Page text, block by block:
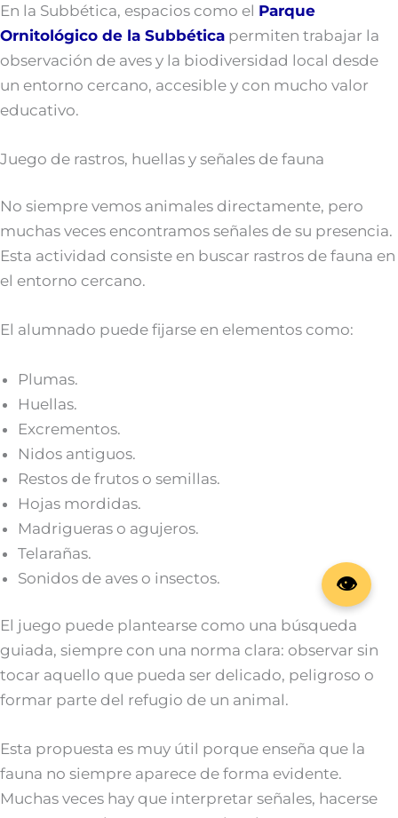
En la Subbética, espacios como el Parque
Ornitológico de la Subbética permiten trabajar la
observación de aves y la biodiversidad local desde
un entorno cercano, accesible y con mucho valor
educativo.
Juego de rastros, huellas y señales de fauna
No siempre vemos animales directamente, pero
muchas veces encontramos señales de su presencia.
Esta actividad consiste en buscar rastros de fauna en
el entorno cercano.
El alumnado puede fijarse en elementos como:
Plumas.
Huellas.
Excrementos.
Nidos antiguos.
Restos de frutos o semillas.
Hojas mordidas.
Madrigueras o agujeros.
Telarañas.
Sonidos de aves o insectos.
El juego puede plantearse como una búsqueda
guiada, siempre con una norma clara: observar sin
tocar aquello que pueda ser delicado, peligroso o
formar parte del refugio de un animal.
Esta propuesta es muy útil porque enseña que la
fauna no siempre aparece de forma evidente.
Muchas veces hay que interpretar señales, hacerse